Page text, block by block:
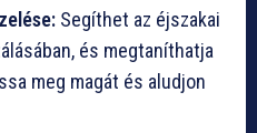
Segíthet az éjszakai
és megtaníthatja
meg magát és aludjon